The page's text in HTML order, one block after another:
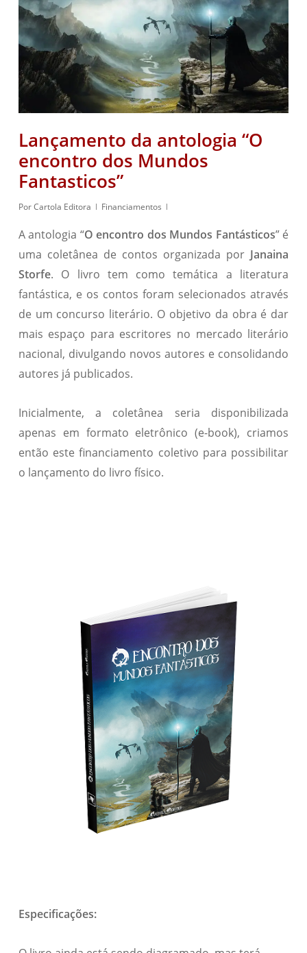
Lançamento da antologia “O
encontro dos Mundos
Fantasticos”
PorCartola Editora Financiamentos
A antologia “O encontro dos Mundos Fantásticos” é
uma coletânea de contos organizada por Janaina
Storfe. O livro tem como temática a literatura
fantástica, e os contos foram selecionados através
de um concurso literário. O objetivo da obra é dar
mais espaço para escritores no mercado literário
nacional, divulgando novos autores e consolidando
autores já publicados.
Inicialmente, a coletânea seria disponibilizada
apenas em formato eletrônico (e-book), criamos
então este financiamento coletivo para possibilitar
o lançamento do livro físico.
Especificações: